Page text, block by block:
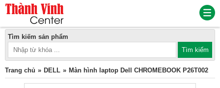
Tìm kiếm sản phẩm
Trang chủ DELL Màn hình laptop Dell CHROMEBOOK P26T002